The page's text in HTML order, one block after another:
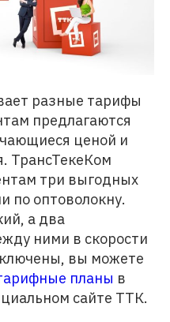
разные тарифы
предлагаются
ценой и
ТрансТекеКом
три выгодных
по оптоволокну.
а два
ними в скорости
вы можете
планы в
сайте ТТК.